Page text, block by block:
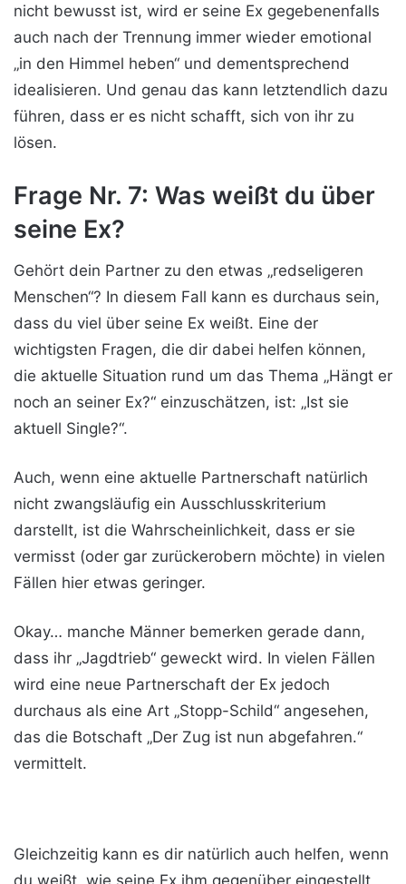
nicht bewusst ist, wird er seine Ex gegebenenfalls
auch nach der Trennung immer wieder emotional
„in den Himmel heben“ und dementsprechend
idealisieren. Und genau das kann letztendlich dazu
führen, dass er es nicht schafft, sich von ihr zu
lösen.
Frage Nr. 7: Was weißt du über
seine Ex?
Gehört dein Partner zu den etwas „redseligeren
Menschen“? In diesem Fall kann es durchaus sein,
dass du viel über seine Ex weißt. Eine der
wichtigsten Fragen, die dir dabei helfen können,
die aktuelle Situation rund um das Thema „Hängt er
noch an seiner Ex?“ einzuschätzen, ist: „Ist sie
aktuell Single?“.
Auch, wenn eine aktuelle Partnerschaft natürlich
nicht zwangsläufig ein Ausschlusskriterium
darstellt, ist die Wahrscheinlichkeit, dass er sie
vermisst (oder gar zurückerobern möchte) in vielen
Fällen hier etwas geringer.
Okay… manche Männer bemerken gerade dann,
dass ihr „Jagdtrieb“ geweckt wird. In vielen Fällen
wird eine neue Partnerschaft der Ex jedoch
durchaus als eine Art „Stopp-Schild“ angesehen,
das die Botschaft „Der Zug ist nun abgefahren.“
vermittelt.
Gleichzeitig kann es dir natürlich auch helfen, wenn